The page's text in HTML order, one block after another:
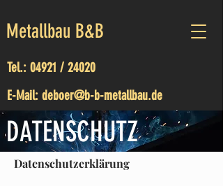
Metallbau B&B
Tel.: 04921 / 24020
E-Mail: deboer@b-b-metallbau.de
DATENSCHUTZ
Datenschutzerklärung